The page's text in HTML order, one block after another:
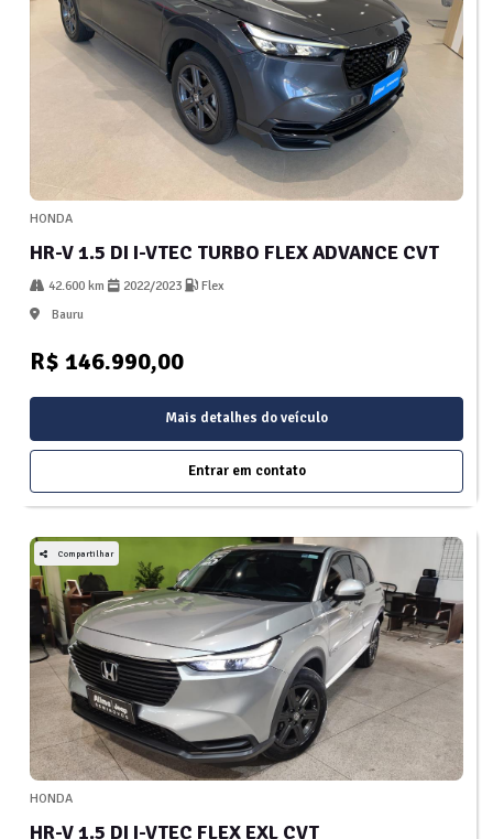
HONDA
HR-V 1.5 DI I-VTEC TURBO FLEX ADVANCE CVT
42.600 km 2022/2023
Flex
Bauru
R$ 146.990,00
Mais detalhes do veículo
Entrar em contato
Compartilhar
HONDA
HR-V 1.5 DI I-VTEC FLEX EXL CVT